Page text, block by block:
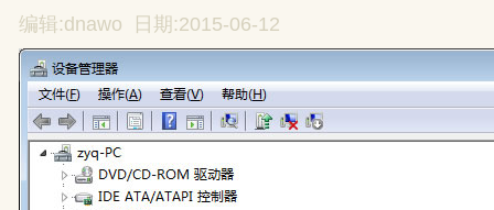
编辑:dnawo 日期:2015-06-12